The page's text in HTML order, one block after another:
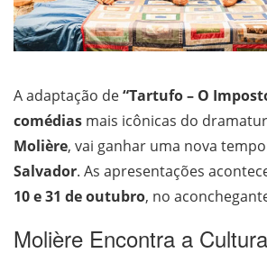
A adaptação de“Tartufo – O
comédias mais icônicas do
Molière, vai ganhar uma nova
Salvador. As apresentações
10 e 31 de outubro, no
Molière Encontra a